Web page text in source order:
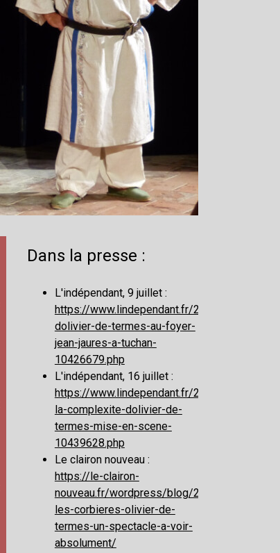
Dans la presse :
L'indépendant, 9 juillet :
https://www.lindependant.fr/2022/07/09/
dolivier-de-termes-au-foyer-
jean-jaures-a-tuchan-
10426679.php
L'indépendant, 16 juillet :
https://www.lindependant.fr/2022/07/16/
la-complexite-dolivier-de-
termes-mise-en-scene-
10439628.php
Le clairon nouveau :
https://le-clairon-
nouveau.fr/wordpress/blog/2022/07/23/
les-corbieres-olivier-de-
termes-un-spectacle-a-voir-
absolument/